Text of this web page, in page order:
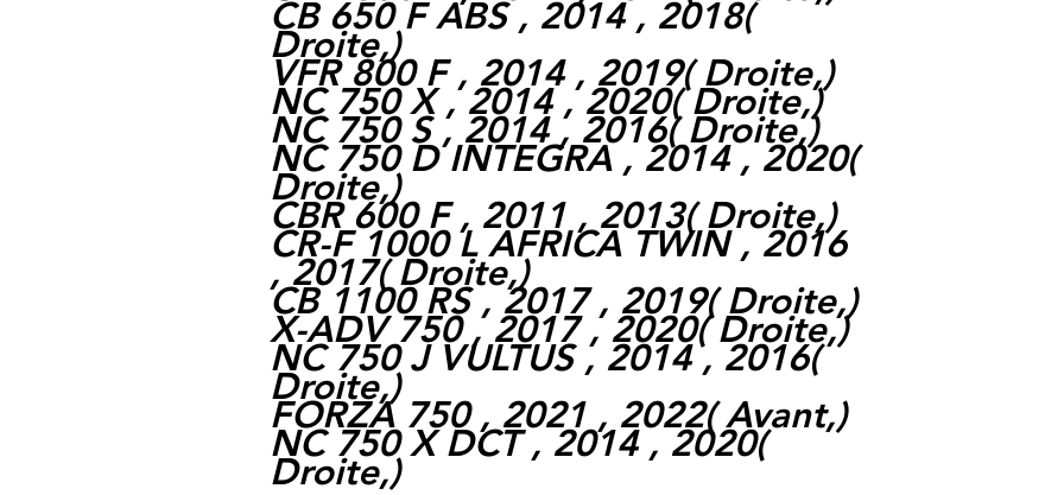
CB 650 F ABS , 2014 , 2018(
Droite,)
VFR 800 F , 2014 , 2019( Droite,)
NC 750 X , 2014 , 2020( Droite,)
NC 750 S , 2014 , 2016( Droite,)
NC 750 D INTEGRA , 2014 , 2020(
Droite,)
CBR 600 F , 2011 , 2013( Droite,)
CR-F 1000 L AFRICA TWIN , 2016
, 2017( Droite,)
CB 1100 RS , 2017 , 2019( Droite,)
X-ADV 750 , 2017 , 2020( Droite,)
NC 750 J VULTUS , 2014 , 2016(
Droite,)
FORZA 750 , 2021 , 2022( Avant,)
NC 750 X DCT , 2014 , 2020(
Droite,)